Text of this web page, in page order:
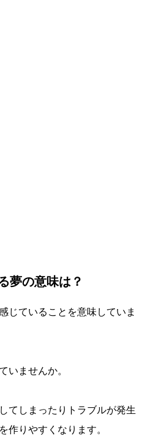
夢の意味は？
じていることを意味していま
いませんか。
てしまったりトラブルが発生
作りやすくなります。